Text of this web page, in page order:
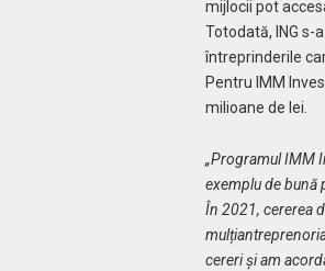
mijlocii pot
Totodată, ING s-
întreprinderile
Pentru IMM
milioane de lei.
„Programul IMM
exemplu de bună
În 2021, cererea
cereri și am